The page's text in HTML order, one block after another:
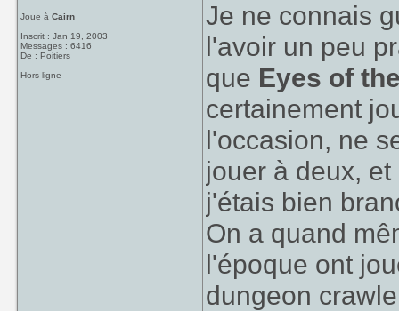
Joue àCairn
Inscrit : Jan 19, 2003
Messages : 6416
De : Poitiers
Hors ligne
Je ne connais
l'avoir un peu
que Eyes of
certainement
l'occasion, ne
jouer à deux,
j'étais bien
On a quand
l'époque ont
dungeon